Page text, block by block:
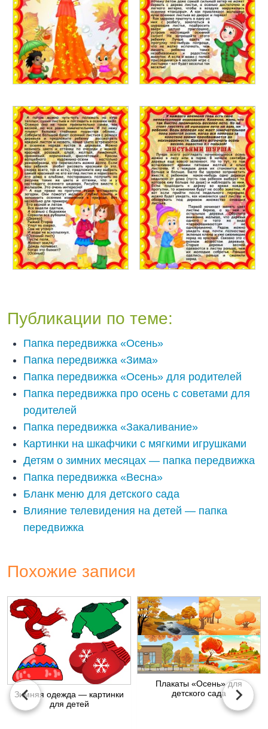
Публикации по теме:
Папка передвижка «Осень»
Папка передвижка «Зима»
Папка передвижка «Осень» для родителей
Папка передвижка про осень с советами для
родителей
Папка передвижка «Закаливание»
Картинки на шкафчики с мягкими игрушками
Детям о зимних месяцах — папка передвижка
Папка передвижка «Весна»
Бланк меню для детского сада
Влияние телевидения на детей — папка
передвижка
Похожие записи
Зимняя одежда — картинки
для детей
Плакаты «Осень» для
детского сада